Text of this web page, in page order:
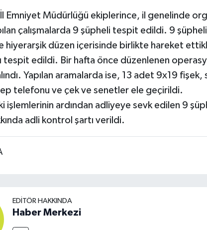
Emniyet Müdürlüğü ekiplerince, il genelinde
çalışmalarda 9 şüpheli tespit edildi. 9
hiyerarşik düzen içerisinde birlikte hareket
tespit edildi. Bir hafta önce düzenlenen
Yapılan aramalarda ise, 13 adet 9x19
telefonu ve çek ve senetler ele geçirildi.
işlemlerinin ardından adliyeye sevk edilen 9
adli kontrol şartı verildi.
EDITÖR HAKKINDA
Haber Merkezi